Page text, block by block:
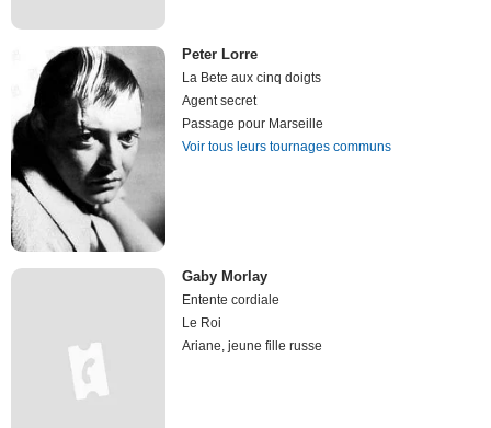
Peter Lorre
La Bete aux cinq doigts
Agent secret
Passage pour Marseille
Voir tous leurs tournages communs
Gaby Morlay
Entente cordiale
Le Roi
Ariane, jeune fille russe